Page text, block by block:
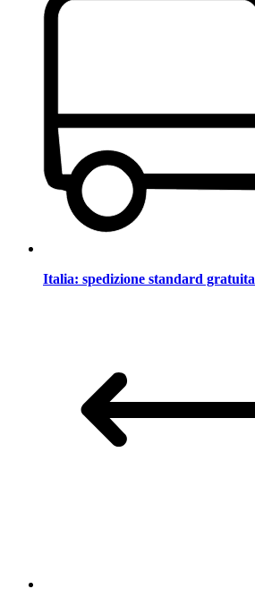
Italia: spedizione standard gratuita